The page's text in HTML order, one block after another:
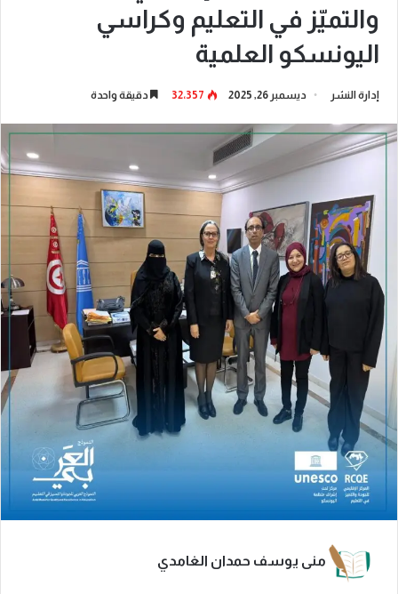
والتميّز في التعليم وكراسي
اليونسكو العلمية
إدارة النشر ديسمبر 26, 2025 32٬357 دقيقة واحدة
منى يوسف حمدان الغامدي